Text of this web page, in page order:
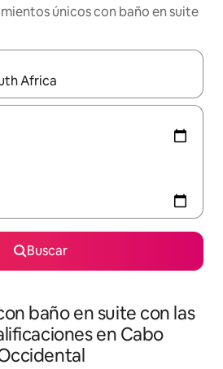
únicos con baño en suite
estén disponibles, navegá con las
Buscar
baño en suite con las
en Cabo